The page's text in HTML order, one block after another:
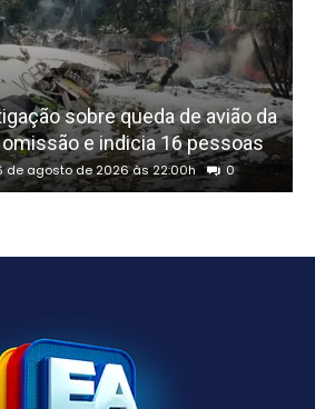
sobre queda de avião da
e indicia 16 pessoas
de agosto de 2026 às 22:00h 0